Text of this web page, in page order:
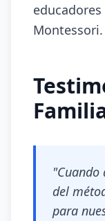
Montessori.
"Cuando
del
para